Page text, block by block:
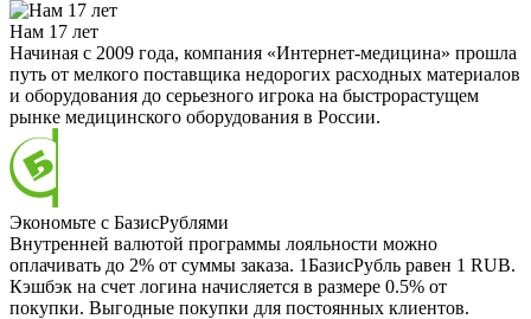
Нам 17 лет
Начиная с 2009 года, компания «Интернет-медицина» прошла
путь от мелкого поставщика недорогих расходных материалов
и оборудования до серьезного игрока на быстрорастущем
рынке медицинского оборудования в России.
Экономьте с БазисРублями
Внутренней валютой программы лояльности можно
оплачивать до 2% от суммы заказа. 1БазисРубль равен 1 RUB.
Кэшбэк на счет логина начисляется в размере 0.5% от
покупки. Выгодные покупки для постоянных клиентов.